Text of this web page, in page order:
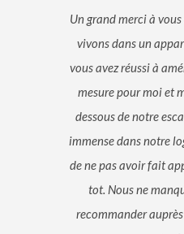
Un grand merci à
vivons dans un
vous avez réussi à
mesure pour moi et
dessous de notre
immense dans notre
de ne pas avoir fait
tot. Nous ne
recommander